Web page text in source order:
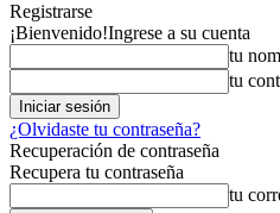
Registrarse
¡Bienvenido!Ingrese a su cuenta
tu
tu
¿Olvidaste tu contraseña?
Recuperación de contraseña
Recupera tu contraseña
tu